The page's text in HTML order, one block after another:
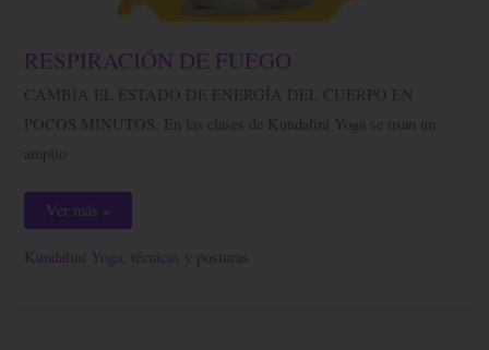
RESPIRACIÓN DE FUEGO
CAMBIA EL ESTADO DE ENERGÍA DEL CUERPO EN
POCOS MINUTOS. En las clases de Kundalini Yoga se usan un
amplio
RESPIRACIÓN
DE
Ver más »
Kundalini Yoga, técnicas y posturas